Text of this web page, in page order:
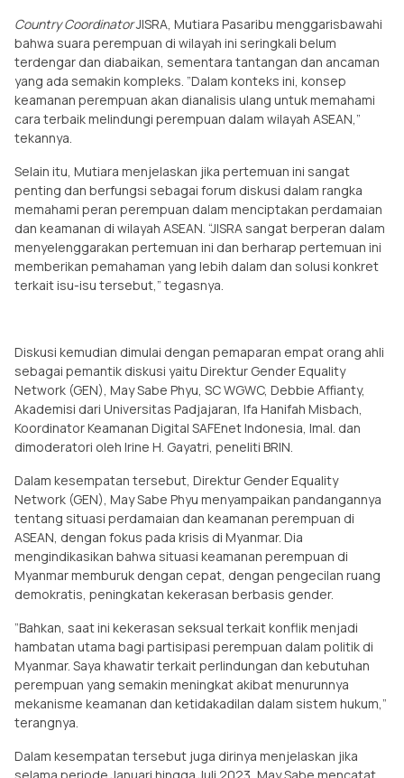
Country CoordinatorJISRA, Mutiara Pasaribu menggarisbawahi
bahwa suara perempuan di wilayah ini seringkali belum
terdengar dan diabaikan, sementara tantangan dan ancaman
yang ada semakin kompleks. ”Dalam konteks ini, konsep
keamanan perempuan akan dianalisis ulang untuk memahami
cara terbaik melindungi perempuan dalam wilayah ASEAN,”
tekannya.
Selain itu, Mutiara menjelaskan jika pertemuan ini sangat
penting dan berfungsi sebagai forum diskusi dalam rangka
memahami peran perempuan dalam menciptakan perdamaian
dan keamanan di wilayah ASEAN. “JISRA sangat berperan dalam
menyelenggarakan pertemuan ini dan berharap pertemuan ini
memberikan pemahaman yang lebih dalam dan solusi konkret
terkait isu-isu tersebut,” tegasnya.
Diskusi kemudian dimulai dengan pemaparan empat orang ahli
sebagai pemantik diskusi yaitu Direktur Gender Equality
Network (GEN), May Sabe Phyu, SC WGWC, Debbie Affianty,
Akademisi dari Universitas Padjajaran, Ifa Hanifah Misbach,
Koordinator Keamanan Digital SAFEnet Indonesia, Imal. dan
dimoderatori oleh Irine H. Gayatri, peneliti BRIN.
Dalam kesempatan tersebut, Direktur Gender Equality
Network (GEN), May Sabe Phyu menyampaikan pandangannya
tentang situasi perdamaian dan keamanan perempuan di
ASEAN, dengan fokus pada krisis di Myanmar. Dia
mengindikasikan bahwa situasi keamanan perempuan di
Myanmar memburuk dengan cepat, dengan pengecilan ruang
demokratis, peningkatan kekerasan berbasis gender.
”Bahkan, saat ini kekerasan seksual terkait konflik menjadi
hambatan utama bagi partisipasi perempuan dalam politik di
Myanmar. Saya khawatir terkait perlindungan dan kebutuhan
perempuan yang semakin meningkat akibat menurunnya
mekanisme keamanan dan ketidakadilan dalam sistem hukum,”
terangnya.
Dalam kesempatan tersebut juga dirinya menjelaskan jika